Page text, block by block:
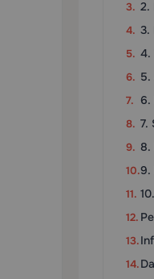
2.
3.
4.
5.
6.
7.
8.
9.